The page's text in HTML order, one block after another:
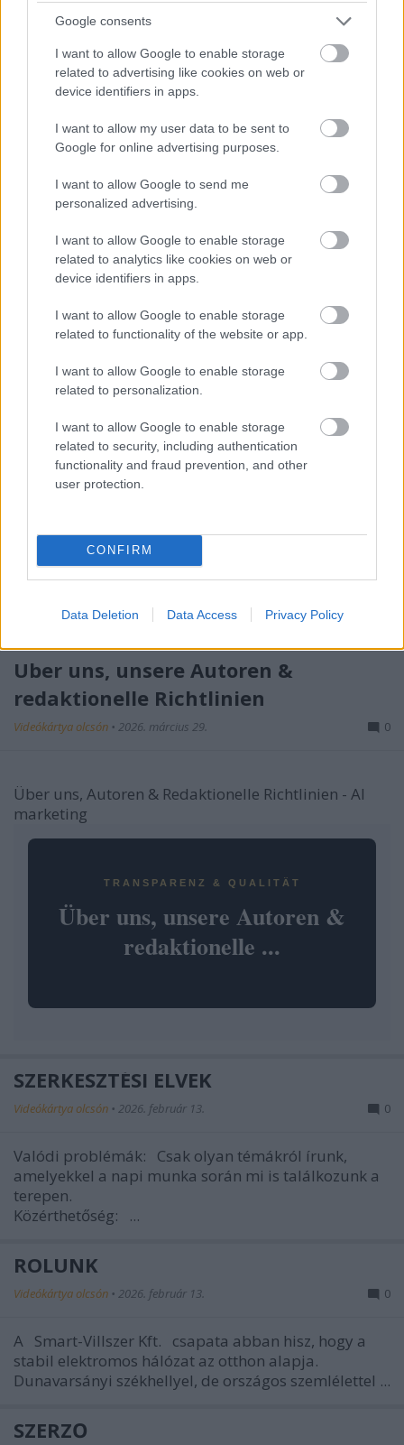
Google consents
I want to allow Google to enable storage
related to advertising like cookies on web or
device identifiers in apps.
I want to allow my user data to be sent to
Google for online advertising purposes.
I want to allow Google to send me
personalized advertising.
I want to allow Google to enable storage
related to analytics like cookies on web or
device identifiers in apps.
I want to allow Google to enable storage
related to functionality of the website or app.
I want to allow Google to enable storage
related to personalization.
I want to allow Google to enable storage
related to security, including authentication
functionality and fraud prevention, and other
user protection.
CONFIRM
Data Deletion Data Access Privacy Policy
ÁTLÁTHATÓSÁG & MINŐSÉG
Rólunk, Szerzőinkről &
Szerkesztési ...
About Us, Our Authors & Editorial
Guidelines
Videókártya olcsón•2026. március 29.
marketing website
About Us, Our Authors &
...
Über uns, unsere Autoren &
redaktionelle Richtlinien
Videókártya olcsón • 2026. március 29. 0
Über uns, Autoren & Redaktionelle Richtlinien - AI
marketing
TRANSPARENZ & QUALITÄT
Über uns, unsere Autoren &
redaktionelle ...
SZERKESZTÉSI ELVEK
Videókártya olcsón • 2026. február 13. 0
Valódi problémák:
Csak olyan témákról írunk,
amelyekkel a napi munka során mi is találkozunk a
terepen.
Közérthetőség:
...
RÓLUNK
Videókártya olcsón • 2026. február 13. 0
A Smart-Villszer Kft.
csapata abban hisz, hogy a
stabil elektromos hálózat az otthon alapja.
Dunavarsányi székhellyel, de országos szemlélettel ...
SZERZŐ